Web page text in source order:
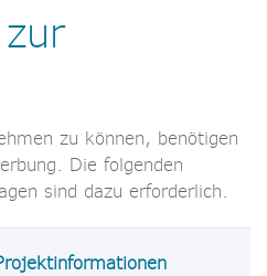
zu können, benötigen
Die folgenden
sind dazu erforderlich.